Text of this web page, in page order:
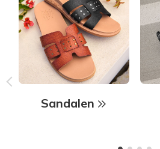
Sandalen